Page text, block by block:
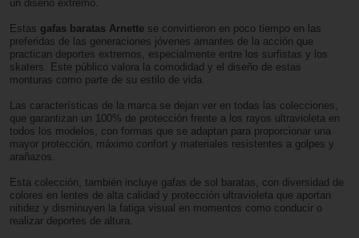
un diseño extremo.
Estas gafas baratas Arnette se convirtieron en poco tiempo en las
preferidas de las generaciones jóvenes amantes de la acción que
practican deportes extremos, especialmente entre los surfistas y los
skaters. Este público valora la comodidad y el diseño de estas
monturas como parte de su estilo de vida.
Las características de la marca se dejan ver en todas las colecciones,
que garantizan un 100% de protección frente a los rayos ultravioleta en
todos los modelos, con formas que se adaptan para proporcionar una
mayor protección, máximo confort y materiales resistentes a golpes y
arañazos.
Esta colección, también incluye gafas de sol baratas, con diversidad de
colores en lentes de alta calidad y protección ultravioleta que aportan
nitidez y disminuyen la fatiga visual en momentos como conducir o
realizar deportes de altura.